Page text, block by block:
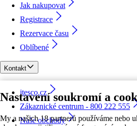
Nastavení soukromí a
My a našich 18 partnerů používáme nebo
Jak nakupovat
Registrace
Rezervace času
Oblíbené
Kontakt
itesco.cz
Zákaznické centrum - 800 222 555
Naše obchody